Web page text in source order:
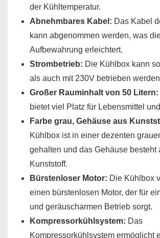
der Kühltemperatur.
Abnehmbares Kabel: Das Kabel
kann abgenommen werden, was
Aufbewahrung erleichtert.
Strombetrieb: Die Kühlbox kann
als auch mit 230V betrieben
Großer Rauminhalt von 50 Litern:
bietet viel Platz für Lebensmittel
Farbe grau, Gehäuse aus
Kühlbox ist in einer dezenten
gehalten und das Gehäuse besteht
Kunststoff.
Bürstenloser Motor: Die Kühlbox
einen bürstenlosen Motor, der für
und geräuscharmen Betrieb sorgt.
Kompressorkühlsystem: Das
Kompressorkühlsystem ermöglicht